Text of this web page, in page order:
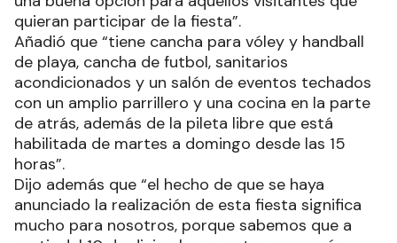
quieran participar de la fiesta”.
Añadió que “tiene cancha para vóley y handball
de playa, cancha de futbol, sanitarios
acondicionados y un salón de eventos techados
con un amplio parrillero y una cocina en la parte
de atrás, además de la pileta libre que está
habilitada de martes a domingo desde las 15
horas”.
Dijo además que “el hecho de que se haya
anunciado la realización de esta fiesta significa
mucho para nosotros, porque sabemos que a